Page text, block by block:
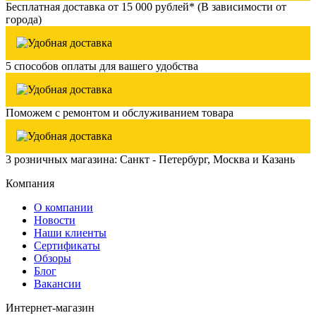
Бесплатная доставка от 15 000 рублей* (В зависимости от
города)
5 способов оплаты для вашего удобства
Поможем с ремонтом и обслуживанием товара
3 розничных магазина: Санкт - Петербург, Москва и Казань
Компания
О компании
Новости
Наши клиенты
Сертификаты
Обзоры
Блог
Вакансии
Интернет-магазин